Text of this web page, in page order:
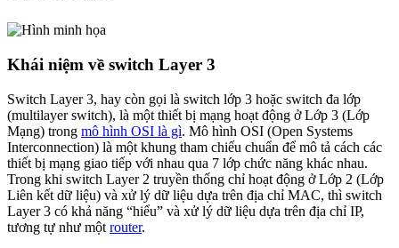
Khái niệm về switch Layer 3
Switch Layer 3, hay còn gọi là switch lớp 3 hoặc switch đa lớp
(multilayer switch), là một thiết bị mạng hoạt động ở Lớp 3 (Lớp
Mạng) trong mô hình OSI là gì. Mô hình OSI (Open Systems
Interconnection) là một khung tham chiếu chuẩn để mô tả cách các
thiết bị mạng giao tiếp với nhau qua 7 lớp chức năng khác nhau.
Trong khi switch Layer 2 truyền thống chỉ hoạt động ở Lớp 2 (Lớp
Liên kết dữ liệu) và xử lý dữ liệu dựa trên địa chỉ MAC, thì switch
Layer 3 có khả năng “hiểu” và xử lý dữ liệu dựa trên địa chỉ IP,
tương tự như một router.